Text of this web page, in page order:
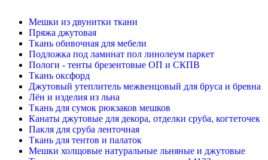
Мешки из двунитки ткани
Пряжа джутовая
Ткань обивочная для мебели
Подложка под ламинат пол линолеум паркет
Пологи - тенты брезентовые ОП и СКПВ
Ткань оксфорд
Джутовый утеплитель межвенцовый для бруса и бревна
Лён и изделия из льна
Ткань для сумок рюкзаков мешков
Канаты джутовые для декора, отделки сруба, когтеточек
Пакля для сруба ленточная
Ткань для тентов и палаток
Мешки холщовые натуральные льняные и джутовые